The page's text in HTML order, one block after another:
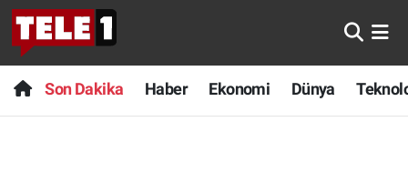
Son Dakika Haber Ekonomi Dünya
Anında Manşet
Başka Sohbetler
Son Dakika
Haber
Nöbetçi Eczaneler
Hava Durumu